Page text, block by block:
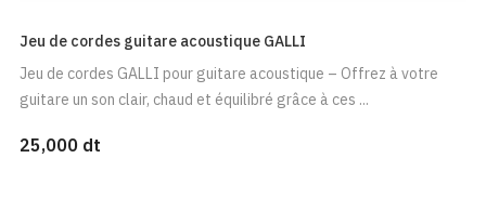
Jeu de cordes guitare acoustique GALLI
Jeu de cordes GALLI pour guitare acoustique – Offrez à votre
guitare un son clair, chaud et équilibré grâce à ces ...
25,000 dt